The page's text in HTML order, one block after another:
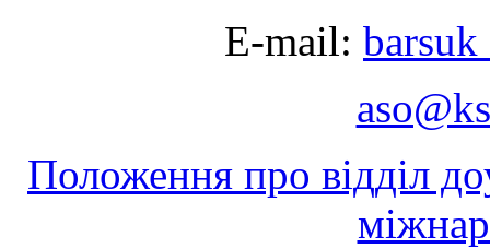
E-mail:
Положення про відділ